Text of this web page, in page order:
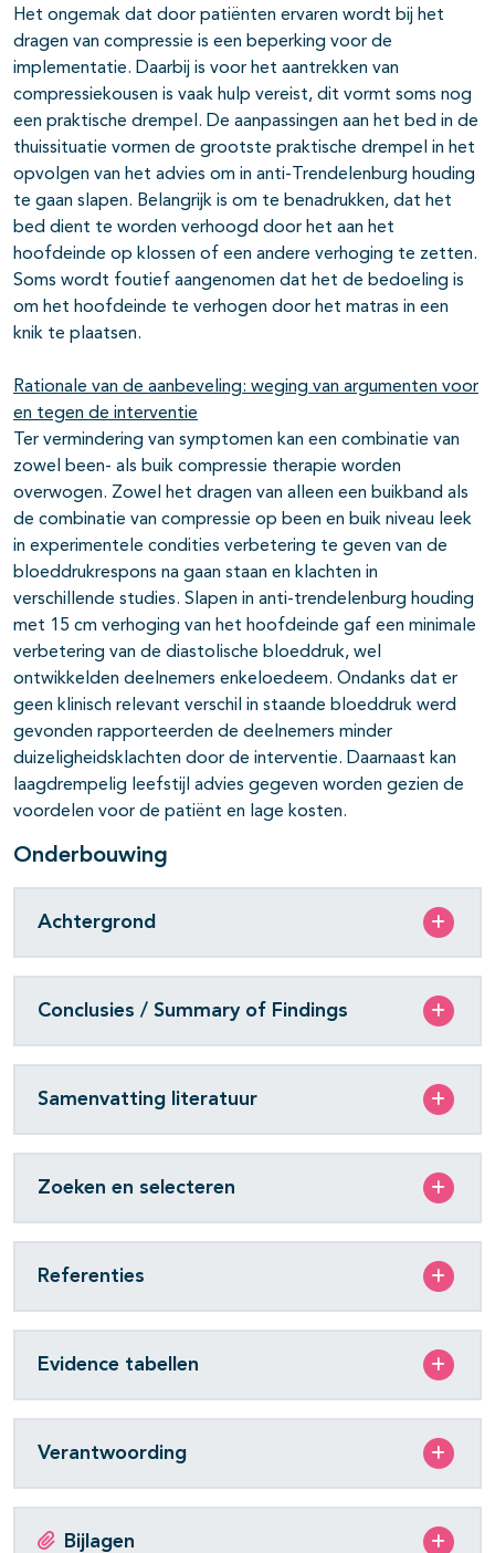
Het ongemak dat door patiënten ervaren wordt bij het
dragen van compressie is een beperking voor de
implementatie. Daarbij is voor het aantrekken van
compressiekousen is vaak hulp vereist, dit vormt soms nog
een praktische drempel. De aanpassingen aan het bed in de
thuissituatie vormen de grootste praktische drempel in het
opvolgen van het advies om in anti-Trendelenburg houding
te gaan slapen. Belangrijk is om te benadrukken, dat het
bed dient te worden verhoogd door het aan het
hoofdeinde op klossen of een andere verhoging te zetten.
Soms wordt foutief aangenomen dat het de bedoeling is
om het hoofdeinde te verhogen door het matras in een
knik te plaatsen.
Rationale van de aanbeveling: weging van argumenten voor
en tegen de interventie
Ter vermindering van symptomen kan een combinatie van
zowel been- als buik compressie therapie worden
overwogen. Zowel het dragen van alleen een buikband als
de combinatie van compressie op been en buik niveau leek
in experimentele condities verbetering te geven van de
bloeddrukrespons na gaan staan en klachten in
verschillende studies. Slapen in anti-trendelenburg houding
met 15 cm verhoging van het hoofdeinde gaf een minimale
verbetering van de diastolische bloeddruk, wel
ontwikkelden deelnemers enkeloedeem. Ondanks dat er
geen klinisch relevant verschil in staande bloeddruk werd
gevonden rapporteerden de deelnemers minder
duizeligheidsklachten door de interventie. Daarnaast kan
laagdrempelig leefstijl advies gegeven worden gezien de
voordelen voor de patiënt en lage kosten.
Onderbouwing
Achtergrond
Conclusies / Summary of Findings
Samenvatting literatuur
Zoeken en selecteren
Referenties
Evidence tabellen
Verantwoording
Bijlagen